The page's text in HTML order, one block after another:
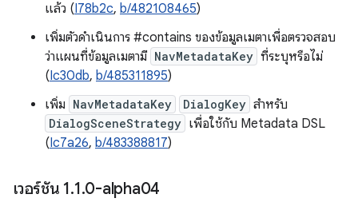
แล้ว (I78b2c, b/482108465)
เพิ่มตัวดำเนินการ #contains ของข้อมูลเมตาเพื่อตรวจสอบ
ว่าแผนที่ข้อมูลเมตามี NavMetadataKey ที่ระบุหรือไม่
(Ic30db, b/485311895)
เพิ่ม NavMetadataKey DialogKey สำหรับ
DialogSceneStrategy เพื่อใช้กับ Metadata DSL
(Ic7a26, b/483388817)
เวอร์ชัน 1.1.0-alpha04